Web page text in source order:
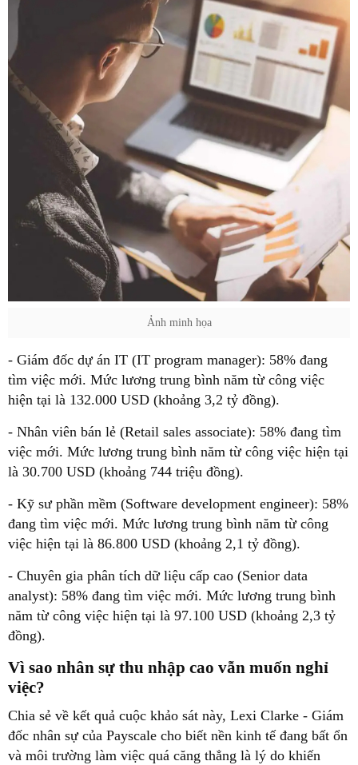
Ảnh minh họa
- Giám đốc dự án IT (IT program manager): 58% đang
tìm việc mới. Mức lương trung bình năm từ công việc
hiện tại là 132.000 USD (khoảng 3,2 tỷ đồng).
- Nhân viên bán lẻ (Retail sales associate): 58% đang tìm
việc mới. Mức lương trung bình năm từ công việc hiện tại
là 30.700 USD (khoảng 744 triệu đồng).
- Kỹ sư phần mềm (Software development engineer): 58%
đang tìm việc mới. Mức lương trung bình năm từ công
việc hiện tại là 86.800 USD (khoảng 2,1 tỷ đồng).
- Chuyên gia phân tích dữ liệu cấp cao (Senior data
analyst): 58% đang tìm việc mới. Mức lương trung bình
năm từ công việc hiện tại là 97.100 USD (khoảng 2,3 tỷ
đồng).
Vì sao nhân sự thu nhập cao vẫn muốn nghỉ
việc?
Chia sẻ về kết quả cuộc khảo sát này, Lexi Clarke - Giám
đốc nhân sự của Payscale cho biết nền kinh tế đang bất ổn
và môi trường làm việc quá căng thẳng là lý do khiến